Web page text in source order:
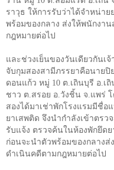
ราวุธ ให้การรับว่าได้จำหน่า
พร้อมของกลาง ส่งให้พนักงา
กฎหมายต่อไป
และช่วงเย็นของวันเดียวกันเ
จับกุมสองสามีภรรยาคือนายปิ
ดอนแก้ว หมู่ 10 ต.เถินบุรี อ.เ
ชาว ต.สรอย อ.วังชิ้น จ.แพร่
สองได้มาเช่าพักโรงแรมมีชื่อ
ยาเสพติด จึงนำกำลังเข้าตรว
รับแจ้ง ตรวจค้นในห้องพักยึด
ก่อนจะนำตัวพร้อมของกลางส่
ดำเนินคดีตามกฎหมายต่อไป